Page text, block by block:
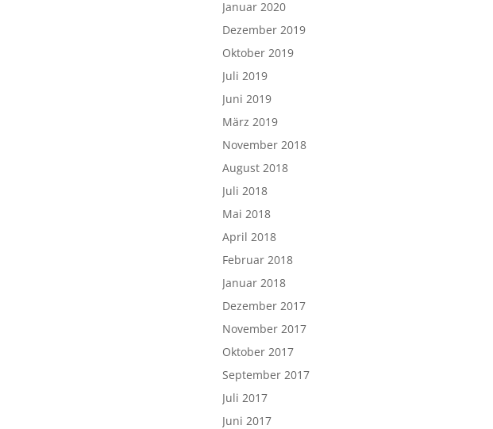
Januar 2020
Dezember 2019
Oktober 2019
Juli 2019
Juni 2019
März 2019
November 2018
August 2018
Juli 2018
Mai 2018
April 2018
Februar 2018
Januar 2018
Dezember 2017
November 2017
Oktober 2017
September 2017
Juli 2017
Juni 2017